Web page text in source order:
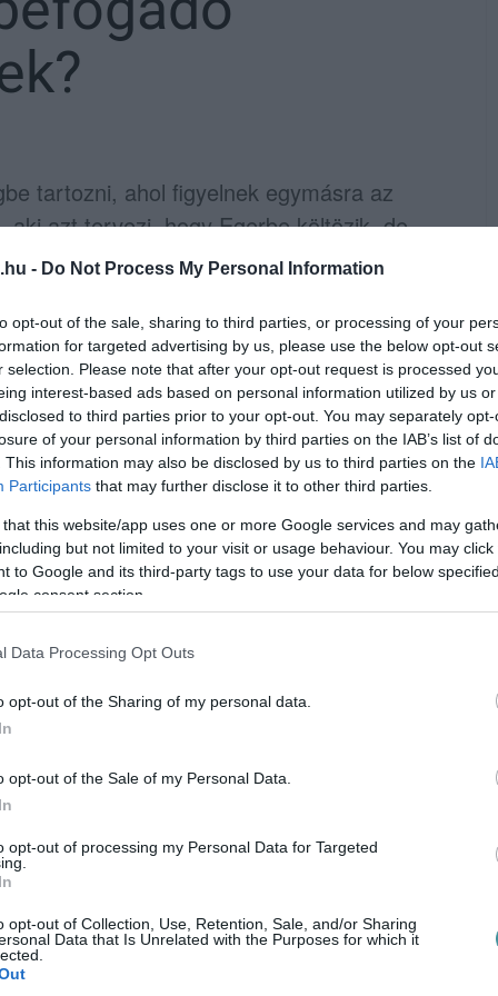
- Do Not Process My Personal Information
opt-out of the sale, sharing to third parties, or processing of your
for targeted advertising by us, please use the below opt-out
selection. Please note that after your opt-out request is processed
interest-based ads based on personal information utilized by us
to third parties prior to your opt-out. You may separately
of your personal information by third parties on the IAB’s list of
This information may also be disclosed by us to third parties on the
Participants that may further disclose it to other third parties.
that this website/app uses one or more Google services and may
but not limited to your visit or usage behaviour. You may
to Google and its third-party tags to use your data for below
consent section.
Data Processing Opt Outs
opt-out of the Sharing of my personal data.
opt-out of the Sale of my Personal Data.
opt-out of processing my Personal Data for Targeted
opt-out of Collection, Use, Retention, Sale, and/or Sharing
Data that Is Unrelated with the Purposes for which it
tartozni, ahol figyelnek egymásra az
azt tervezi, hogy Egerbe költözik, de
neki!
Fotó: Vámossy Béla
hangsúlyoztuk, hogy ezt olykor az itt
külső szempár, akit elkápráztat a város
írt nekünk nemrég egy levelet,
mert Egerbe szeretne költözni, de
őt néhány jó tanáccsal, hogy könnyebben
hagyjuk ki a hülye politikát is, meg hogy
térről és a hasonlók. Próbáljuk saját
tanáccsal ellátni őt, aki mint írja,
elijesszük őt és édesanyját.